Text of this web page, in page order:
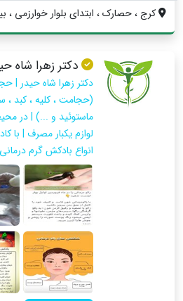
کرج ، حصارک ، ابتدای بلوار خوارزمی ،
دکتر زهرا شاه
دکتر زهرا شاه حیدر |
(حجامت ، کلیه ، کبد ،
ماستوئید و ...) | در
لوازم یکبار مصرف | با
انواع بادکش گرم